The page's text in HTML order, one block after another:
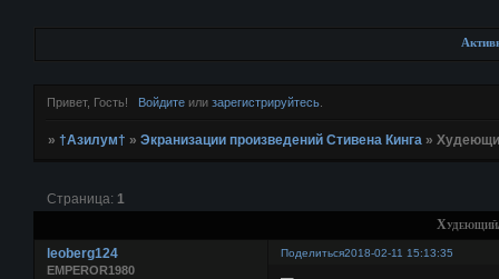
Привет, Гость! Войдитеили зарегистрируйтесь.
»†Азилум† »Экранизации произведений Стивена Кинга »
Страница: 1
Поделиться2018-02-11 15:13:35
leoberg124
EMPEROR1980